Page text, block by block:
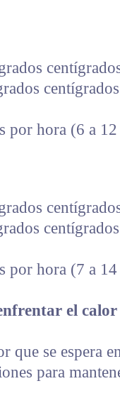
por hora (6 a
por hora (7 a
el
que se espera
para